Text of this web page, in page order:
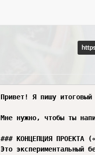
Привет! Я пишу
Мне нужно, чтобы ты
### КОНЦЕПЦИЯ ПРОЕКТА
Это экспериментальный